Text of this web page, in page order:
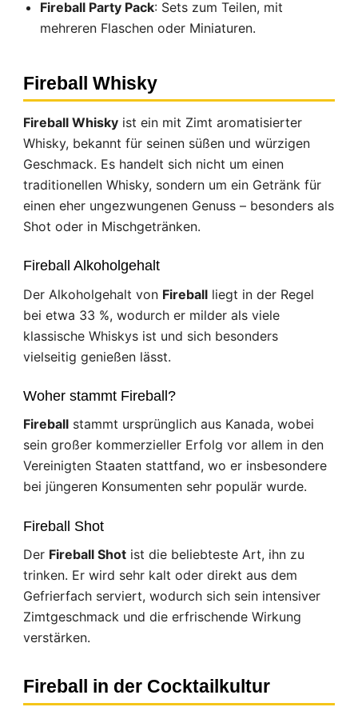
Fireball Party Pack: Sets zum Teilen, mit
mehreren Flaschen oder Miniaturen.
Fireball Whisky
Fireball Whisky ist ein mit Zimt aromatisierter
Whisky, bekannt für seinen süßen und würzigen
Geschmack. Es handelt sich nicht um einen
traditionellen Whisky, sondern um ein Getränk für
einen eher ungezwungenen Genuss – besonders als
Shot oder in Mischgetränken.
Fireball Alkoholgehalt
Der Alkoholgehalt von Fireball liegt in der Regel
bei etwa 33 %, wodurch er milder als viele
klassische Whiskys ist und sich besonders
vielseitig genießen lässt.
Woher stammt Fireball?
Fireball stammt ursprünglich aus Kanada, wobei
sein großer kommerzieller Erfolg vor allem in den
Vereinigten Staaten stattfand, wo er insbesondere
bei jüngeren Konsumenten sehr populär wurde.
Fireball Shot
Der Fireball Shot ist die beliebteste Art, ihn zu
trinken. Er wird sehr kalt oder direkt aus dem
Gefrierfach serviert, wodurch sich sein intensiver
Zimtgeschmack und die erfrischende Wirkung
verstärken.
Fireball in der Cocktailkultur